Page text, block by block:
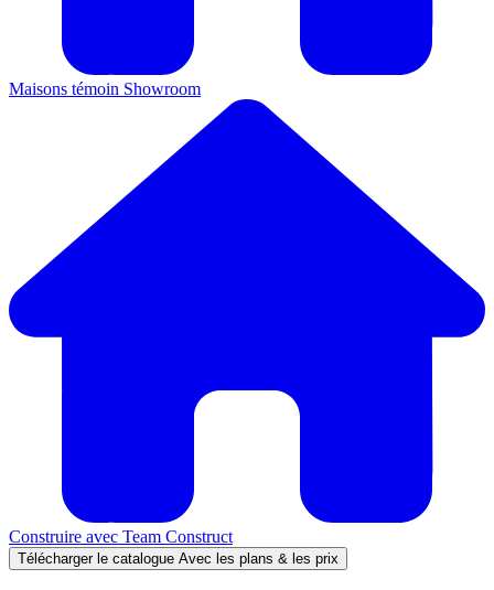
Maisons témoin Showroom
Construire avec Team Construct
Télécharger le catalogue Avec les plans & les prix